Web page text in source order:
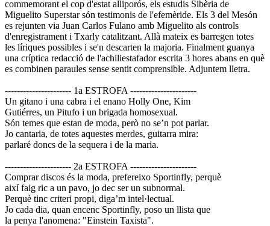
commemorant el cop d'estat alliporós, els estudis Sibèria de
Miguelito Superstar són testimonis de l'efemèride. Els 3 del Mesón
es rejunten via Juan Carlos Fulano amb Miguelito als controls
d'enregistrament i Txarly catalitzant. Allà mateix es barregen totes
les líriques possibles i se'n descarten la majoria. Finalment guanya
una críptica redacció de l'achiliestafador escrita 3 hores abans en què
es combinen paraules sense sentit comprensible. Adjuntem lletra.
---------------------- 1a ESTROFA ----------------------
Un gitano i una cabra i el enano Holly One, Kim
Gutiérres, un Pitufo i un brigada homosexual.
Són temes que estan de moda, però no se’n pot parlar.
Jo cantaria, de totes aquestes merdes, guitarra mira:
parlaré doncs de la sequera i de la maria.
---------------------- 2a ESTROFA ----------------------
Comprar discos és la moda, prefereixo Sportinfly, perquè
així faig ric a un pavo, jo dec ser un subnormal.
Perquè tinc criteri propi, diga’m intel·lectual.
Jo cada dia, quan encenc Sportinfly, poso un llista que
la penya l'anomena: "Einstein Taxista".